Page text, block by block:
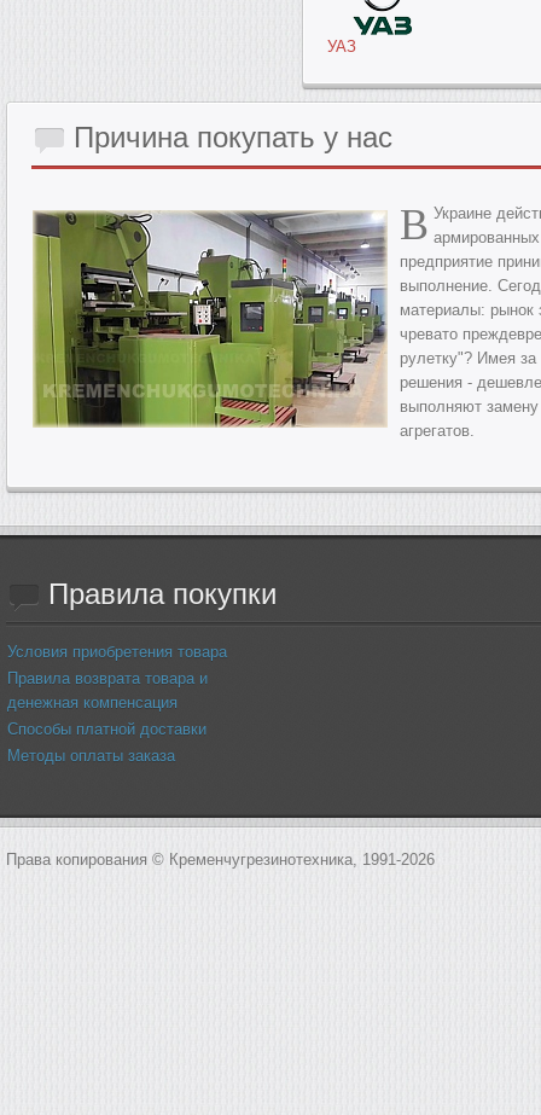
УАЗ
Причинапокупать у нас
В Украине
предприятие
выполнение.
материалы: рынок
чревато
рулетку"? Имея
решения - дешевле
выполняют
агрегатов.
Правилапокупки
Условия приобретения товара
Правила возврата товара и
денежная компенсация
Способы платной доставки
Методы оплаты заказа
Права копирования © Кременчугрезинотехника, 1991-2026